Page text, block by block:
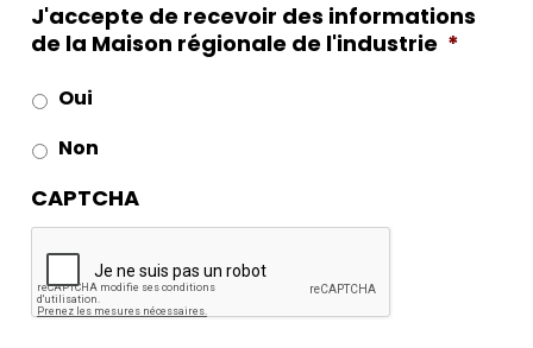
J'accepte de recevoir des informations
de la Maison régionale de l'industrie *
Oui
Non
CAPTCHA